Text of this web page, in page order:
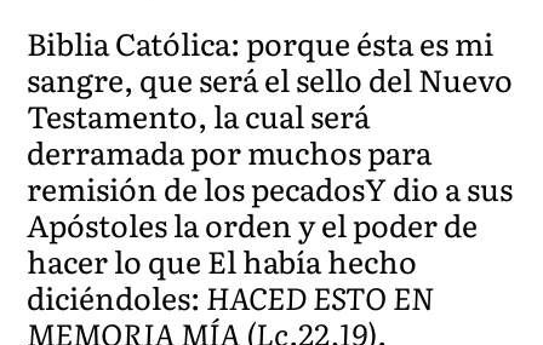
Biblia Católica: porque ésta es mi
sangre, que será el sello del Nuevo
Testamento, la cual será
derramada por muchos para
remisión de los pecadosY dio a sus
Apóstoles la orden y el poder de
hacer lo que El había hecho
diciéndoles: HACED ESTO EN
MEMORIA MÍA (Lc.22,19).